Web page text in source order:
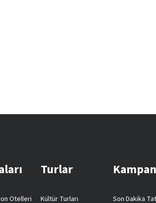
Otelleri
Turlar
Kültür Turları Son Dakika